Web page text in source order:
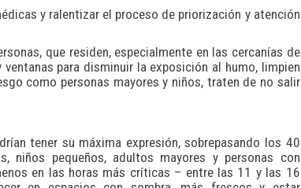
y ralentizar el proceso de priorización y atención
que residen, especialmente en las cercanías de
para disminuir la exposición al humo, limpien
como personas mayores y niños, traten de no salir
tener su máxima expresión, sobrepasando los 40
niños pequeños, adultos mayores y personas con
en las horas más críticas – entre las 11 y las 16